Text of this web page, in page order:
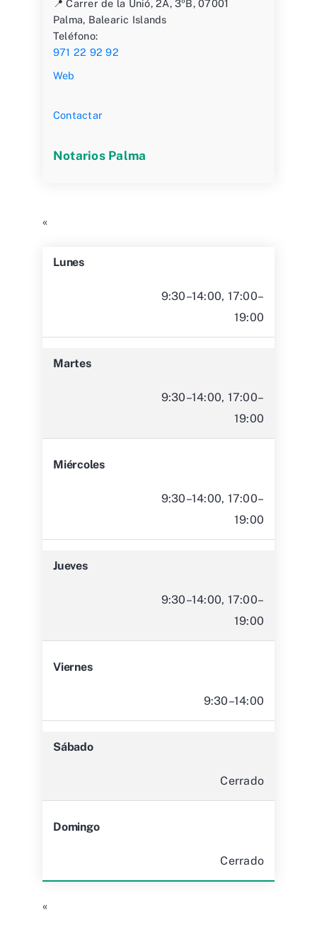
📍 Carrer de la Unió, 2A, 3ºB, 07001
Palma, Balearic Islands
Teléfono:
971 22 92 92
Web
Contactar
Notarios Palma
«
Lunes
9:30–14:00, 17:00–
19:00
Martes
9:30–14:00, 17:00–
19:00
Miércoles
9:30–14:00, 17:00–
19:00
Jueves
9:30–14:00, 17:00–
19:00
Viernes
9:30–14:00
Sábado
Cerrado
Domingo
Cerrado
«